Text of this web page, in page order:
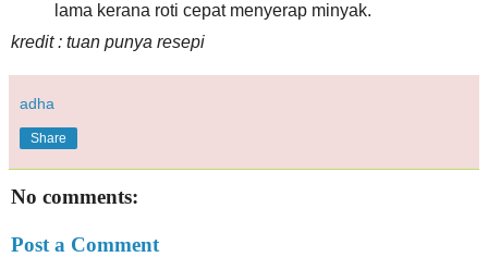
lama kerana roti cepat menyerap minyak.
kredit : tuan punya resepi
adha
Share
No comments:
Post a Comment